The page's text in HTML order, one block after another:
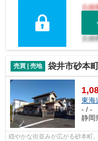
売買 | 売地 袋井市砂本
東海
- / -
静岡
穏やかな街並みが広がる砂本町